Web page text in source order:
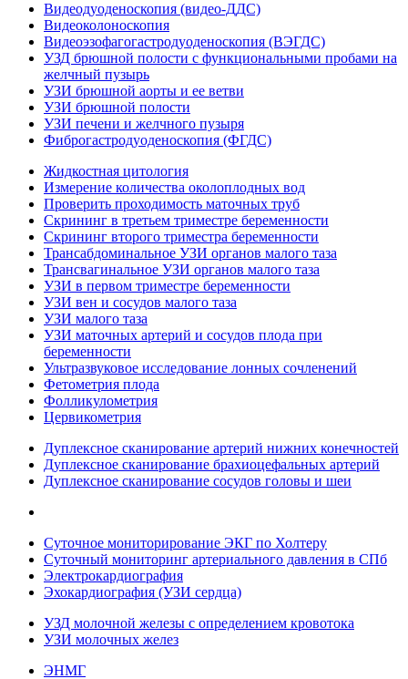
Видеодуоденоскопия (видео-ДДС)
Видеоколоноскопия
Видеоэзофагогастродуоденоскопия (ВЭГДС)
УЗД брюшной полости с функциональными пробами на
желчный пузырь
УЗИ брюшной аорты и ее ветви
УЗИ брюшной полости
УЗИ печени и желчного пузыря
Фиброгастродуоденоскопия (ФГДС)
Жидкостная цитология
Измерение количества околоплодных вод
Проверить проходимость маточных труб
Скрининг в третьем триместре беременности
Скрининг второго триместра беременности
Трансабдоминальное УЗИ органов малого таза
Трансвагинальное УЗИ органов малого таза
УЗИ в первом триместре беременности
УЗИ вен и сосудов малого таза
УЗИ малого таза
УЗИ маточных артерий и сосудов плода при
беременности
Ультразвуковое исследование лонных сочленений
Фетометрия плода
Фолликулометрия
Цервикометрия
Дуплексное сканирование артерий нижних конечностей
Дуплексное сканирование брахиоцефальных артерий
Дуплексное сканирование сосудов головы и шеи
Суточное мониторирование ЭКГ по Холтеру
Суточный мониторинг артериального давления в СПб
Электрокардиография
Эхокардиография (УЗИ сердца)
УЗД молочной железы с определением кровотока
УЗИ молочных желез
ЭНМГ